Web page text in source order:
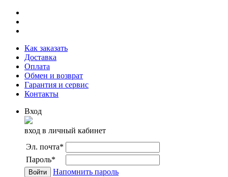
Как заказать
Доставка
Оплата
Обмен и возврат
Гарантия и сервис
Контакты
Вход
вход в личный кабинет
Эл. почта*
Пароль*
Напомнить пароль